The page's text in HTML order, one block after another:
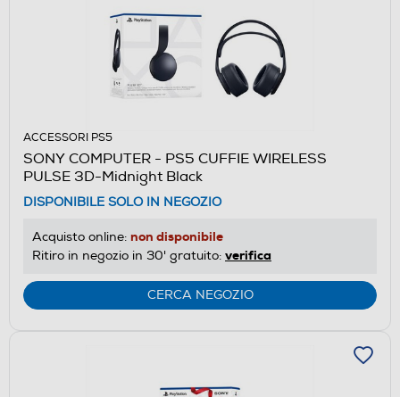
ACCESSORI PS5
SONY COMPUTER - PS5 CUFFIE WIRELESS
PULSE 3D-Midnight Black
DISPONIBILE SOLO IN NEGOZIO
Acquisto online: non disponibile
Ritiro in negozio in 30' gratuito: verifica
CERCA NEGOZIO